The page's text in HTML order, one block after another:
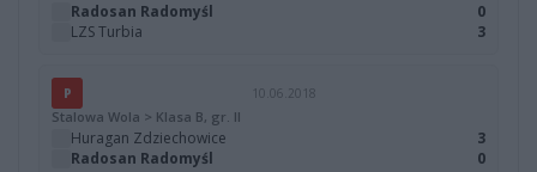
Radosan Radomyśl
0
LZS Turbia
3
P 10.06.2018
Stalowa Wola > Klasa B, gr. II
Huragan Zdziechowice
3
Radosan Radomyśl
0